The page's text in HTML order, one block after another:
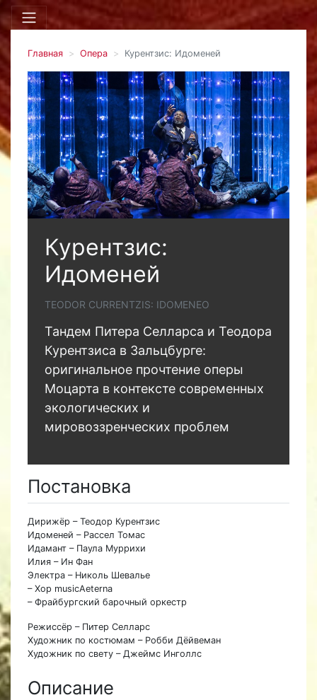
Главная Опера Курентзис: Идоменей
Курентзис:
Идоменей
TEODOR CURRENTZIS: IDOMENEO
Тандем Питера Селларса и Теодора
Курентзиса в Зальцбурге:
оригинальное прочтение оперы
Моцарта в контексте современных
экологических и
мировоззренческих проблем
Постановка
Дирижёр – Теодор Курентзис
Идоменей – Рассел Томас
Идамант – Паула Муррихи
Илия – Ин Фан
Электра – Николь Шевалье
– Хор musicAeterna
– Фрайбургский барочный оркестр
Режиссёр – Питер Селларс
Художник по костюмам – Робби Дёйвеман
Художник по свету – Джеймс Инголлс
Описание